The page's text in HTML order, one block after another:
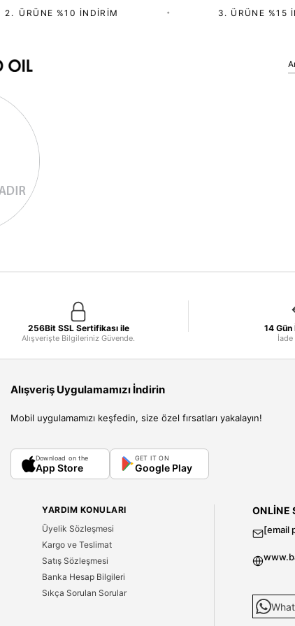
2.⁠ ⁠ÜRÜNE %10 İNDIRIM 3. ÜRÜNE %15
256Bit SSL Sertifikası ile
Alışverişte Bilgileriniz Güvende.
14
İade
Alışveriş Uygulamamızı İndirin
Mobil uygulamamızı keşfedin, size özel fırsatları yakalayın!
Download on the
App Store
GET IT ON
Google Play
YARDIM KONULARI
Üyelik Sözleşmesi
Kargo ve Teslimat
Satış Sözleşmesi
Banka Hesap Bilgileri
Sıkça Sorulan Sorular
ONLINE
[email